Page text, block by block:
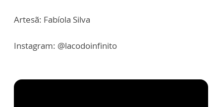
Artesã: Fabíola Silva
Instagram: @lacodoinfinito